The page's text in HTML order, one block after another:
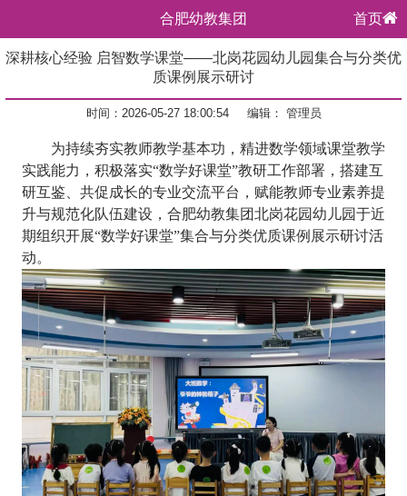
合肥幼教集团 首页
深耕核心经验 启智数学课堂——北岗花园幼儿园集合与分类优
质课例展示研讨
时间：2026-05-27 18:00:54 编辑： 管理员
为持续夯实教师教学基本功，精进数学领域课堂教学
实践能力，积极落实“数学好课堂”教研工作部署，搭建互
研互鉴、共促成长的专业交流平台，赋能教师专业素养提
升与规范化队伍建设，合肥幼教集团北岗花园幼儿园于近
期组织开展“数学好课堂”集合与分类优质课例展示研讨活
动。